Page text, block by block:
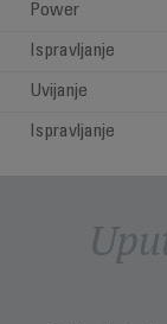
Power
Ispravljanje
Uvijanje
Ispravljanje